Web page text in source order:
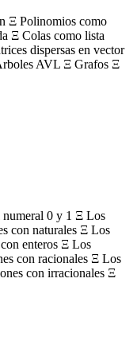
Ξ Polinomios como
Ξ Colas como lista
dispersas en vector
AVL Ξ Grafos Ξ
0 y 1 Ξ Los
con naturales Ξ Los
enteros Ξ Los
con racionales Ξ Los
con irracionales Ξ